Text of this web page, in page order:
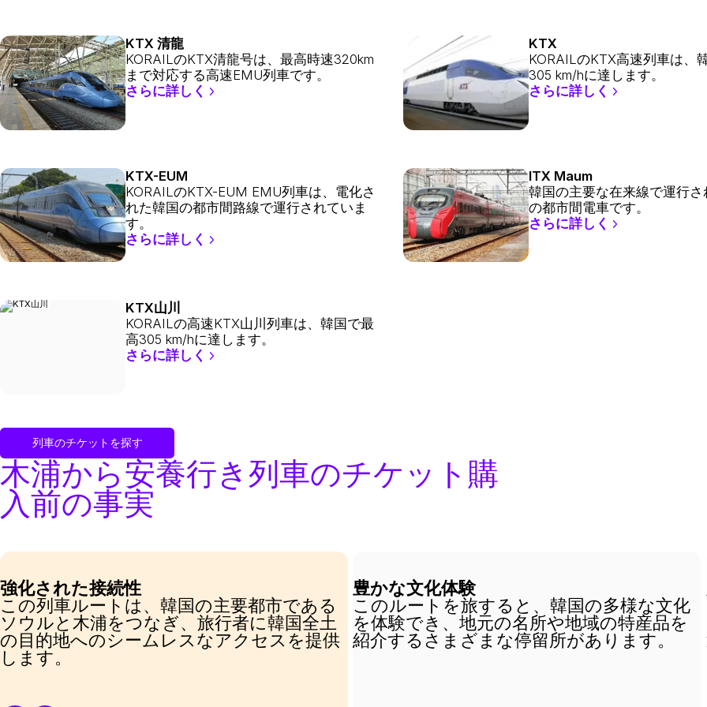
KTX 清龍
KORAILのKTX清龍号は、最高時速320km
まで対応する高速EMU列車です。
さらに詳しく
KTX
KORAILのKTX高速列車は、
305 km/hに達します。
さらに詳しく
KTX-EUM
KORAILのKTX-EUM EMU列車は、電化さ
れた韓国の都市間路線で運行されていま
す。
さらに詳しく
ITX Maum
韓国の主要な在来線で運行さ
の都市間電車です。
さらに詳しく
KTX山川
KORAILの高速KTX山川列車は、韓国で最
高305 km/hに達します。
さらに詳しく
列車のチケットを探す
木浦から安養行き列車のチケット購
入前の事実
強化された接続性
この列車ルートは、韓国の主要都市である
ソウルと木浦をつなぎ、旅行者に韓国全土
の目的地へのシームレスなアクセスを提供
します。
豊かな文化体験
このルートを旅すると、韓国の多様な文化
を体験でき、地元の名所や地域の特産品を
紹介するさまざまな停留所があります。